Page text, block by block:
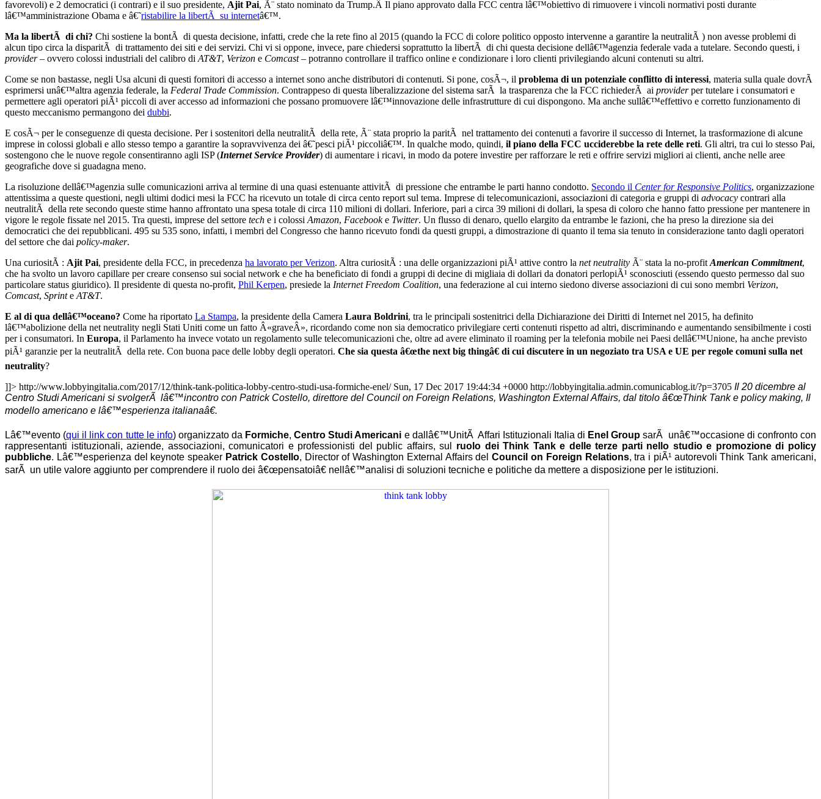
favorevoli) e 2 democratici (i contrari) e il suo presidente, Ajit Pai, Ã¨ stato nominato da Trump.Â Il piano approvato dalla FCC centra lâ€™obiettivo di rimuovere i vincoli normativi posti durante
lâ€™amministrazione Obama e â€˜ristabilire la libertÃ su internetâ€™.
Ma la libertÃ di chi? Chi sostiene la bontÃ di questa decisione, infatti, crede che la rete fino al 2015 (quando la FCC di colore politico opposto intervenne a garantire la neutralitÃ ) non avesse problemi di
alcun tipo circa la disparitÃ di trattamento dei siti e dei servizi. Chi vi si oppone, invece, pare chiedersi soprattutto la libertÃ di chi questa decisione dellâ€™agenzia federale vada a tutelare. Secondo questi, i
provider– ovvero colossi industriali del calibro di AT&T, Verizon e Comcast– potranno controllare il traffico online e condizionare i loro clienti privilegiando alcuni contenuti su altri.
Come se non bastasse, negli Usa alcuni di questi fornitori di accesso a internet sono anche distributori di contenuti. Si pone, cosÃ¬, il problema di un potenziale conflitto di interessi, materia sulla quale dovrÃ
esprimersi unâ€™altra agenzia federale, la Federal Trade Commission. Contrappeso di questa liberalizzazione del sistema sarÃ la trasparenza che la FCC richiederÃ ai providerper tutelare i consumatori e
permettere agli operatori piÃ¹ piccoli di aver accesso ad informazioni che possano promuovere lâ€™innovazione delle infrastrutture di cui dispongono. Ma anche sullâ€™effettivo e corretto funzionamento di
questo meccanismo permangono dei dubbi.
E cosÃ¬ per le conseguenze di questa decisione. Per i sostenitori della neutralitÃ della rete, Ã¨ stata proprio la paritÃ nel trattamento dei contenuti a favorire il successo di Internet, la trasformazione di alcune
imprese in colossi globali e allo stesso tempo a garantire la sopravvivenza dei â€˜pesci piÃ¹ piccoliâ€™. In qualche modo, quindi, il piano della FCC ucciderebbe la rete delle reti. Gli altri, tra cui lo stesso Pai,
sostengono che le nuove regole consentiranno agli ISP (Internet Service Provider) di aumentare i ricavi, in modo da potere investire per rafforzare le reti e offrire servizi migliori ai clienti, anche nelle aree
geografiche dove si guadagna meno.
La risoluzione dellâ€™agenzia sulle comunicazioni arriva al termine di una quasi estenuante attivitÃ di pressione che entrambe le parti hanno condotto. Secondo il Center for Responsive Politics, organizzazione
attentissima a queste questioni, negli ultimi dodici mesi la FCC ha ricevuto un totale di circa cento report sul tema. Imprese di telecomunicazioni, associazioni di categoria e gruppi di advocacy contrari alla
neutralitÃ della rete secondo queste stime hanno affrontato una spesa totale di circa 110 milioni di dollari. Inferiore, pari a circa 39 milioni di dollari, la spesa di coloro che hanno fatto pressione per mantenere in
vigore le regole fissate nel 2015. Tra questi, imprese del settore tech e i colossi Amazon, Facebooke Twitter. Un flusso di denaro, quello elargito da entrambe le fazioni, che ha preso la direzione sia dei
democratici che dei repubblicani. 495 su 535 sono, infatti, i membri del Congresso che hanno ricevuto fondi da questi gruppi, a dimostrazione di quanto il tema sia tenuto in considerazione tanto dagli operatori
del settore che dai policy-maker.
Una curiositÃ : Ajit Pai, presidente della FCC, in precedenza ha lavorato per Verizon. Altra curiositÃ : una delle organizzazioni piÃ¹ attive contro la net neutrality Ã¨ stata la no-profit American Commitment,
che ha svolto un lavoro capillare per creare consenso sui social network e che ha beneficiato di fondi a gruppi di decine di migliaia di dollari da donatori perlopiÃ¹ sconosciuti (essendo questo permesso dal suo
particolare status giuridico). Il presidente di questa no-profit, Phil Kerpen, presiede la Internet Freedom Coalition, una federazione al cui interno siedono diverse associazioni di cui sono membri Verizon,
Comcast, Sprinte AT&T.
E al di qua dellâ€™oceano? Come ha riportato La Stampa, la presidente della Camera Laura Boldrini, tra le principali sostenitrici della Dichiarazione dei Diritti di Internet nel 2015, ha definito
lâ€™abolizione della net neutrality negli Stati Uniti come un fatto Â«graveÂ», ricordando come non sia democratico privilegiare certi contenuti rispetto ad altri, discriminando e aumentando sensibilmente i costi
per i consumatori. In Europa, il Parlamento ha invece votato un regolamento sulle telecomunicazioni che, oltre ad avere eliminato il roaming per la telefonia mobile nei Paesi dellâ€™Unione, ha anche previsto
piÃ¹ garanzie per la neutralitÃ della rete. Con buona pace delle lobby degli operatori. Che sia questa â€œthe next big thingâ€ di cui discutere in un negoziato tra USA e UE per regole comuni sulla net
neutrality?
]]> http://www.lobbyingitalia.com/2017/12/think-tank-politica-lobby-centro-studi-usa-formiche-enel/ Sun, 17 Dec 2017 19:44:34 +0000 http://lobbyingitalia.admin.comunicablog.it/?p=3705 Il 20 dicembre al
Centro Studi Americani si svolgerÃ lâ€™incontro con Patrick Costello, direttore del Council on Foreign Relations, Washington External Affairs, dal titolo â€œThink Tank e policy making, Il
modello americano e lâ€™esperienza italianaâ€.
Lâ€™evento (qui il link con tutte le info) organizzato da Formiche,Centro Studi Americani e dallâ€™UnitÃ Affari Istituzionali Italia di Enel Group sarÃ unâ€™occasione di confronto con
rappresentanti istituzionali, aziende, associazioni, comunicatori e professionisti del public affairs, sul ruolo dei Think Tank e delle terze parti nello studio e promozione di policy
pubbliche. Lâ€™esperienza del keynote speaker Patrick Costello, Director of Washington External Affairs delCouncil on Foreign Relations, tra i piÃ¹ autorevoli Think Tank americani,
sarÃ un utile valore aggiunto per comprendere il ruolo dei â€œpensatoiâ€ nellâ€™analisi di soluzioni tecniche e politiche da mettere a disposizione per le istituzioni.